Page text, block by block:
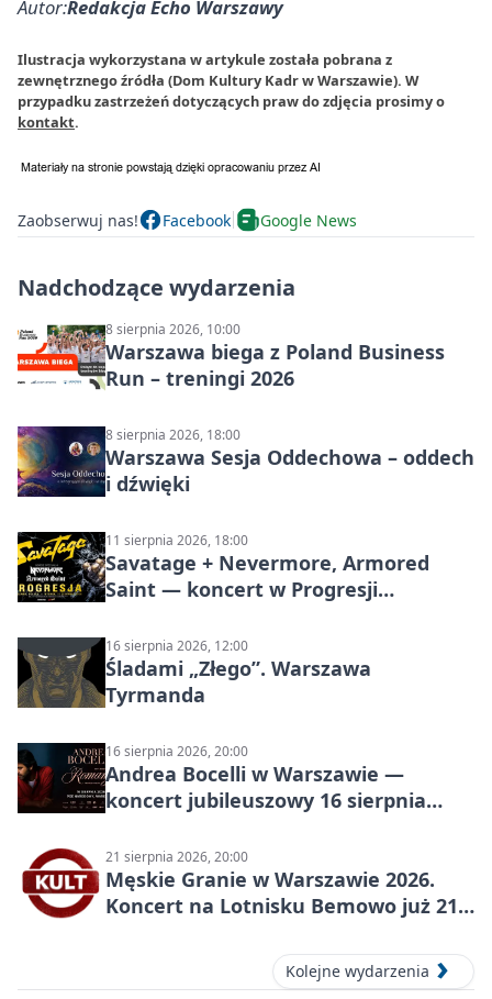
Autor:Redakcja Echo Warszawy
Ilustracja wykorzystana w artykule została pobrana z
zewnętrznego źródła (Dom Kultury Kadr w Warszawie). W
przypadku zastrzeżeń dotyczących praw do zdjęcia prosimy o
kontakt.
Zaobserwuj nas! Facebook Google News
Nadchodzące wydarzenia
8 sierpnia 2026, 10:00
Warszawa biega z Poland Business
Run – treningi 2026
8 sierpnia 2026, 18:00
Warszawa Sesja Oddechowa – oddech
i dźwięki
11 sierpnia 2026, 18:00
Savatage + Nevermore, Armored
Saint — koncert w Progresji
16 sierpnia 2026, 12:00
Śladami „Złego”. Warszawa
Tyrmanda
16 sierpnia 2026, 20:00
Andrea Bocelli w Warszawie —
koncert jubileuszowy 16 sierpnia
21 sierpnia 2026, 20:00
Męskie Granie w Warszawie 2026.
Koncert na Lotnisku Bemowo już 21
Kolejne wydarzenia